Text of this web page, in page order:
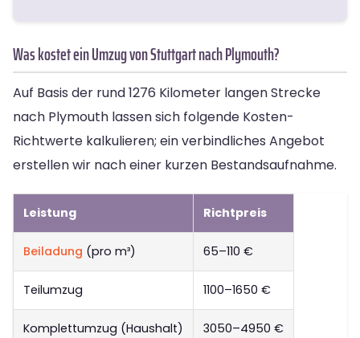
Was kostet ein Umzug von Stuttgart nach Plymouth?
Auf Basis der rund 1276 Kilometer langen Strecke
nach Plymouth lassen sich folgende Kosten-
Richtwerte kalkulieren; ein verbindliches Angebot
erstellen wir nach einer kurzen Bestandsaufnahme.
Leistung Richtpreis
Beiladung (pro m³) 65–110 €
Teilumzug 1100–1650 €
Komplettumzug (Haushalt) 3050–4950 €